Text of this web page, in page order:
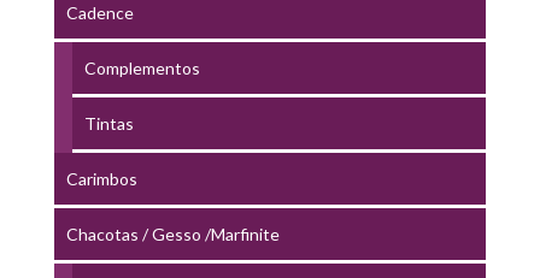
Cadence
Complementos
Tintas
Carimbos
Chacotas / Gesso /Marfinite